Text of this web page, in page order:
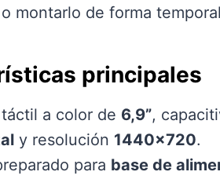
montarlo de forma
principales
a color de 6,9”,
y resolución 1440×720.
para base de